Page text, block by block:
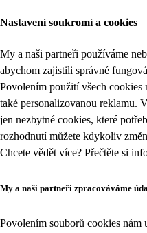
Nastavení soukromí a cookies
My a naši partneři používáme
abychom zajistili správné
Povolením použití všech cookies
také personalizovanou reklamu.
jen nezbytné cookies, které
rozhodnutí můžete kdykoliv
Chcete vědět více? Přečtěte si
My a naši partneři zpracováváme
Povolením souborů cookies nám